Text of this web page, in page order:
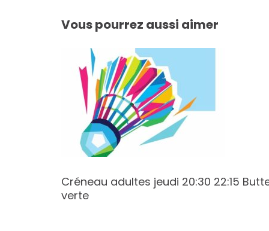
l’article
Vous pourrez aussi aimer
Créneau adultes jeudi 20:30 22:15
verte